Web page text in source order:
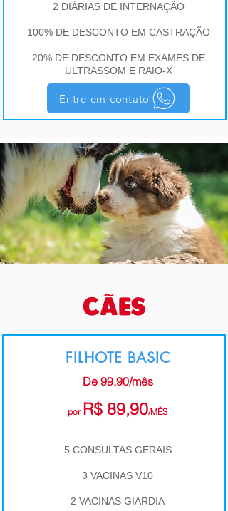
2 DIÁRIAS DE INTERNAÇÃO
100% DE DESCONTO EM CASTRAÇÃO
20% DE DESCONTO EM EXAMES DE
ULTRASSOM E RAIO-X
Entre em contato
CÃES
FILHOTE BASIC
De 99,90/mês
por R$ 89,90/MÊS
5 CONSULTAS GERAIS
3 VACINAS V10
2 VACINAS GIARDIA